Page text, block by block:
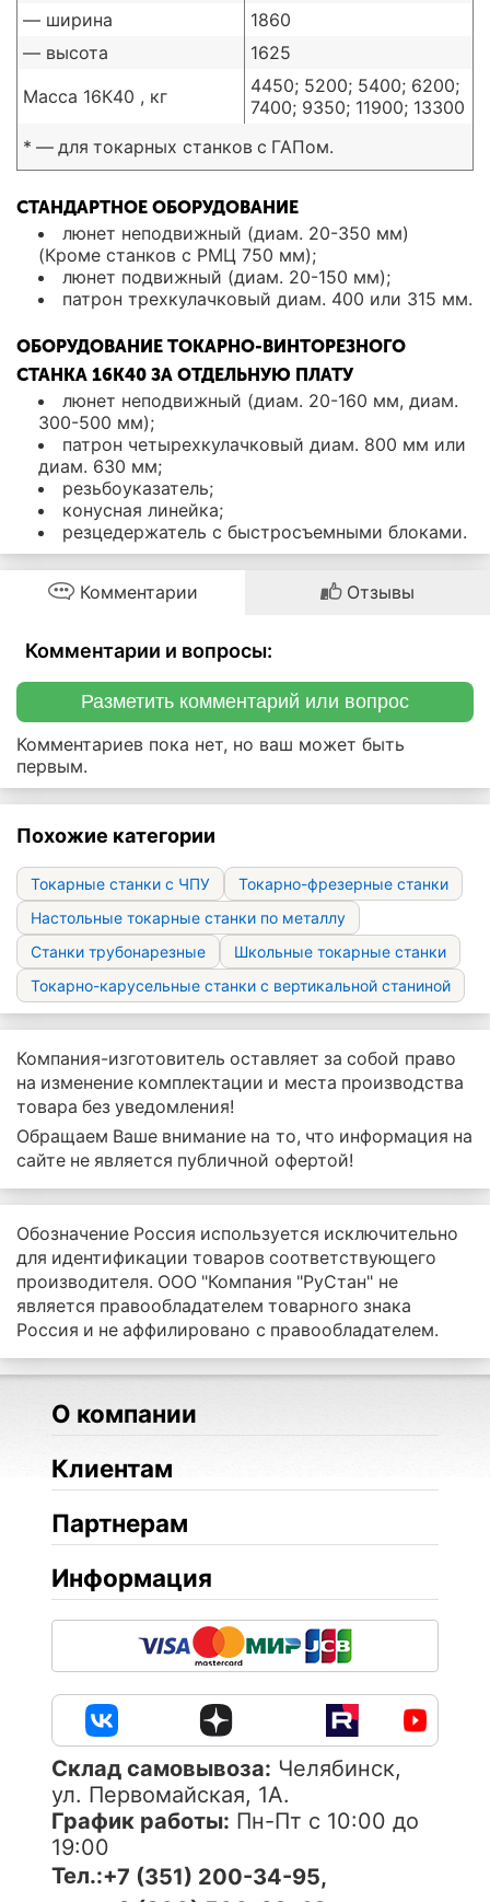
— ширина
1860
— высота
1625
Масса 16К40 , кг
4450; 5200; 5400; 6200;
7400; 9350; 11900; 13300
* — для токарных станков с ГАПом.
СТАНДАРТНОЕ ОБОРУДОВАНИЕ
люнет неподвижный (диам. 20-350 мм)
(Кроме станков с РМЦ 750 мм);
люнет подвижный (диам. 20-150 мм);
патрон трехкулачковый диам. 400 или 315 мм.
ОБОРУДОВАНИЕ ТОКАРНО-ВИНТОРЕЗНОГО
СТАНКА 16К40 ЗА ОТДЕЛЬНУЮ ПЛАТУ
люнет неподвижный (диам. 20-160 мм, диам.
300-500 мм);
патрон четырехкулачковый диам. 800 мм или
диам. 630 мм;
резьбоуказатель;
конусная линейка;
резцедержатель с быстросъемными блоками.
Комментарии Отзывы
Комментарии и вопросы:
Разметить комментарий или вопрос
Комментариев пока нет, но ваш может быть
первым.
Похожие категории
Токарные станки с ЧПУ
Токарно-фрезерные станки
Настольные токарные станки по металлу
Станки трубонарезные
Школьные токарные станки
Токарно-карусельные станки с вертикальной станиной
Компания-изготовитель оставляет за собой право
на изменение комплектации и места производства
товара без уведомления!
Обращаем Ваше внимание на то, что информация на
сайте не является публичной офертой!
Обозначение Россия используется исключительно
для идентификации товаров соответствующего
производителя. ООО "Компания "РуСтан" не
является правообладателем товарного знака
Россия и не аффилировано с правообладателем.
О компании
Клиентам
Партнерам
Информация
Cклад самовывоза: Челябинск,
ул. Первомайская, 1А.
График работы: Пн-Пт с 10:00 до
19:00
Тел.:+7 (351) 200-34-95,